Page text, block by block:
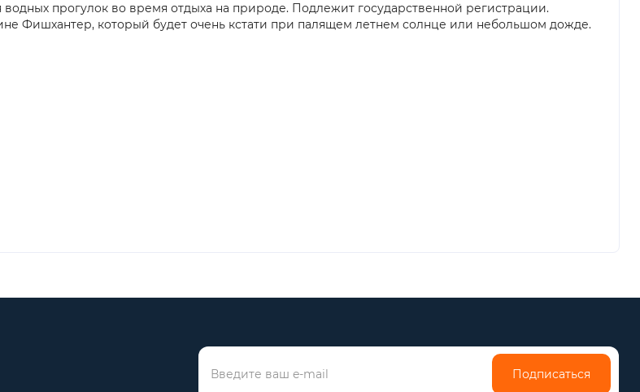
прогулок во время отдыха на природе. Подлежит государственной регистрации.
Фишхантер, который будет очень кстати при палящем летнем солнце или небольшом дожде.
Подписаться